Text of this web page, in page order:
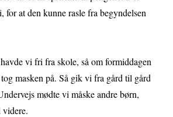
for at den kunne rasle fra begyndelsen
vi fri fra skole, så om formiddagen
masken på. Så gik vi fra gård til gård
mødte vi måske andre børn,
videre.